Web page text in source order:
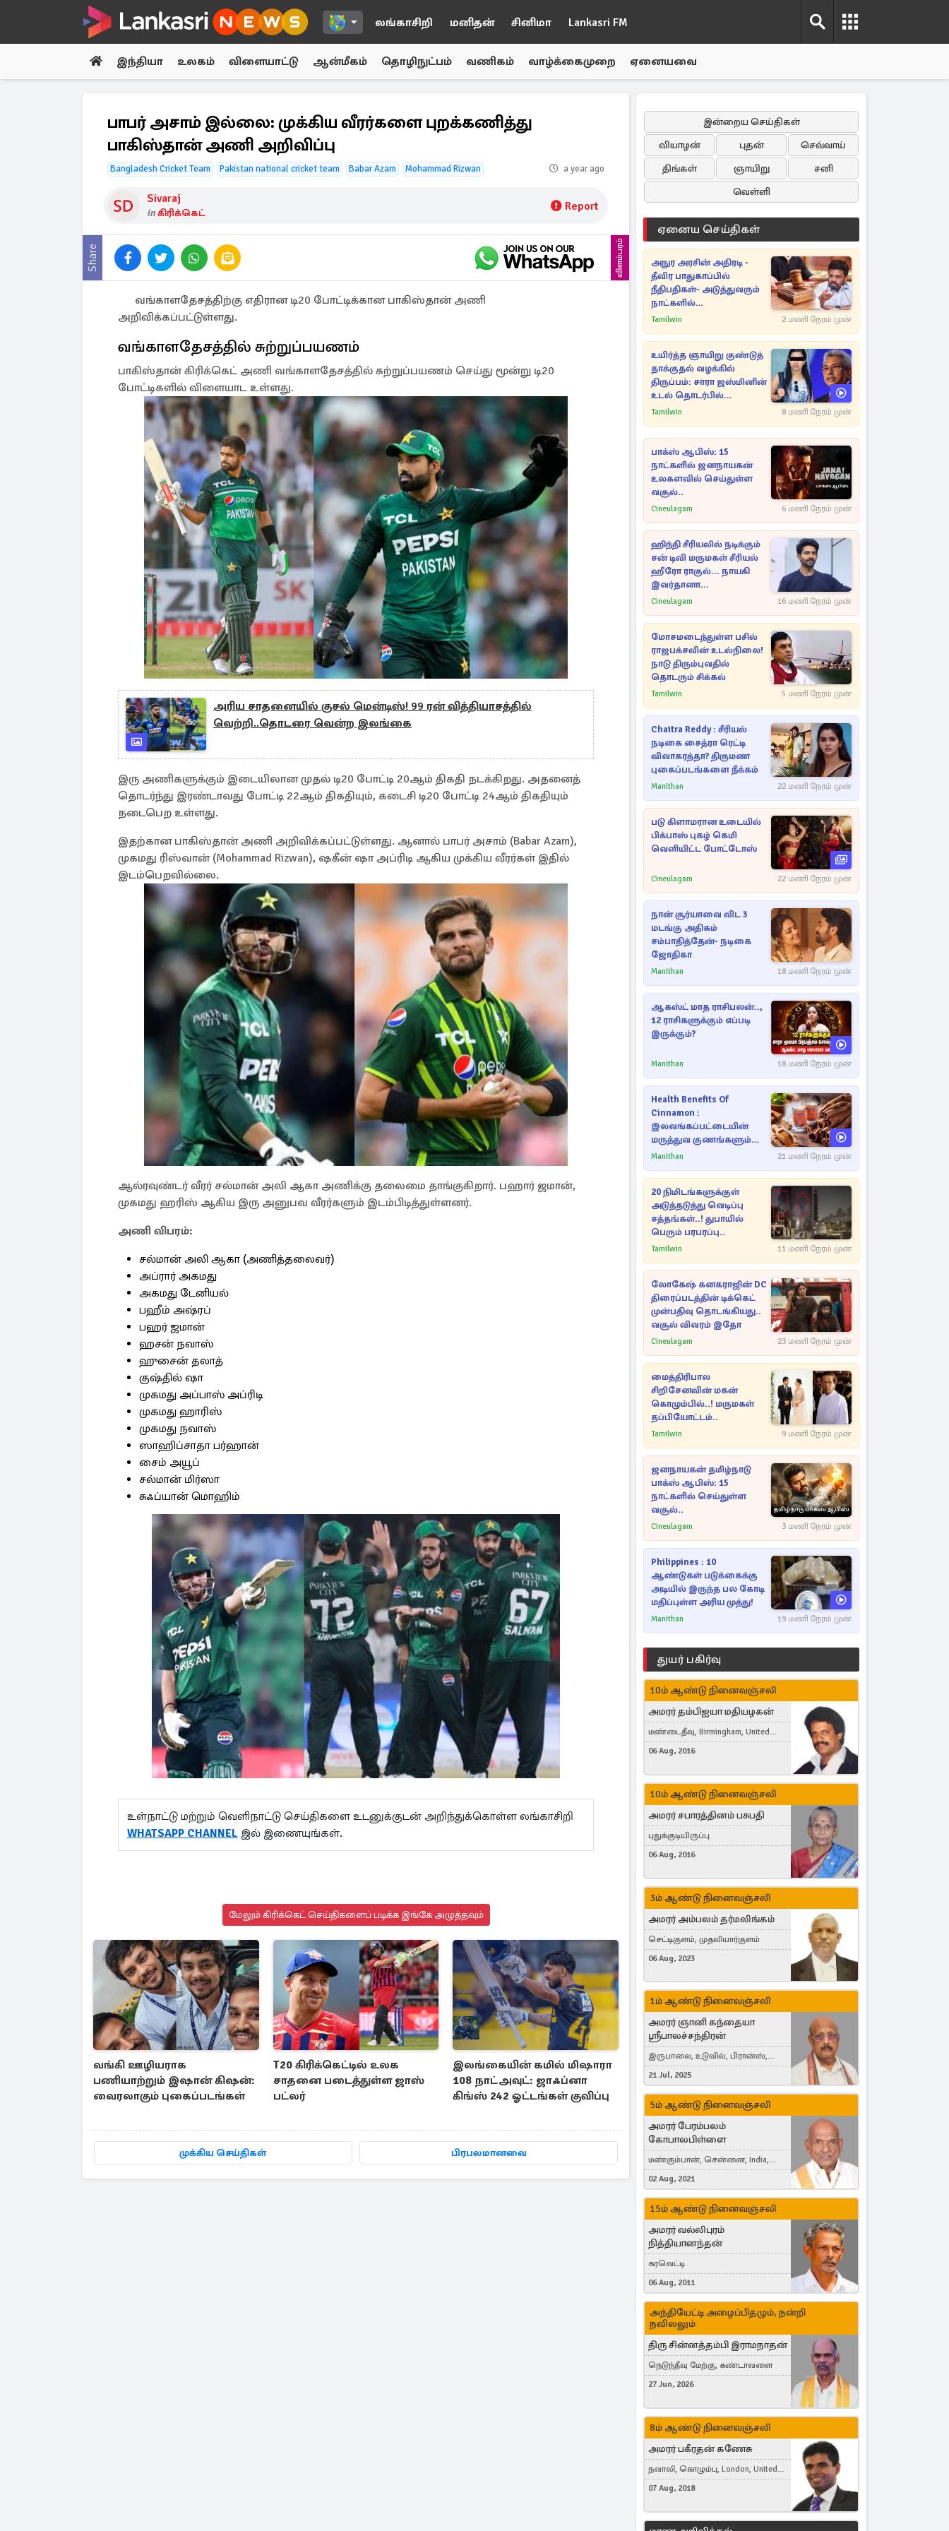
லங்காசிறி மனிதன் சினிமா Lankasri FM
இந்தியா உலகம் விளையாட்டு ஆன்மீகம் தொழிநுட்பம் வணிகம் வாழ்க்கைமுறை ஏனையவை
பாபர் அசாம் இல்லை: முக்கிய வீரர்களை புறக்கணித்து
பாகிஸ்தான் அணி அறிவிப்பு
Bangladesh Cricket Team Pakistan national cricket team Babar Azam Mohammad Rizwan a year ago
Sivaraj
inகிரிக்கெட் Report
Share விளம்பரம்
வங்காளதேசத்திற்கு எதிரான டி20 போட்டிக்கான பாகிஸ்தான் அணி
அறிவிக்கப்பட்டுள்ளது.
வங்காளதேசத்தில் சுற்றுப்பயணம்
பாகிஸ்தான் கிரிக்கெட் அணி வங்காளதேசத்தில் சுற்றுப்பயணம் செய்து மூன்று டி20
போட்டிகளில் விளையாட உள்ளது.
அரிய சாதனையில் குசல் மென்டிஸ்! 99 ரன் வித்தியாசத்தில்
வெற்றி..தொடரை வென்ற இலங்கை
இரு அணிகளுக்கும் இடையிலான முதல் டி20 போட்டி 20ஆம் திகதி நடக்கிறது. அதனைத்
தொடர்ந்து இரண்டாவது போட்டி 22ஆம் திகதியும், கடைசி டி20 போட்டி 24ஆம் திகதியும்
நடைபெற உள்ளது.
இதற்கான பாகிஸ்தான் அணி அறிவிக்கப்பட்டுள்ளது. ஆனால் பாபர் அசாம் (Babar Azam),
முகமது ரிஸ்வான் (Mohammad Rizwan), ஷகீன் ஷா அப்ரிடி ஆகிய முக்கிய வீரர்கள் இதில்
இடம்பெறவில்லை.
ஆல்ரவுண்டர் வீரர் சல்மான் அலி ஆகா அணிக்கு தலைமை தாங்குகிறார். பஹார் ஜமான்,
முகமது ஹரிஸ் ஆகிய இரு அனுபவ வீரர்களும் இடம்பிடித்துள்ளனர்.
அணி விபரம்:
சல்மான் அலி ஆகா (அணித்தலைவர்)
அப்ரார் அகமது
அகமது டேனியல்
பஹீம் அஷ்ரப்
பஹர் ஜமான்
ஹசன் நவாஸ்
ஹுசைன் தலாத்
குஷ்தில் ஷா
முகமது அப்பாஸ் அப்ரிடி
முகமது ஹாரிஸ்
முகமது நவாஸ்
ஸாஹிப்சாதா பர்ஹான்
சைம் அயூப்
சல்மான் மிர்ஸா
சுஃப்யான் மொஹிம்
உள்நாட்டு மற்றும் வெளிநாட்டு செய்திகளை உடனுக்குடன் அறிந்துக்கொள்ள லங்காசிறி
WHATSAPP CHANNEL இல் இணையுங்கள்.
மேலும் கிரிக்கெட் செய்திகளைப் படிக்க இங்கே அழுத்தவும்
வங்கி ஊழியராக
பணியாற்றும் இஷான் கிஷன்:
வைரலாகும் புகைப்படங்கள்
T20 கிரிக்கெட்டில் உலக
சாதனை படைத்துள்ள ஜாஸ்
பட்லர்
இலங்கையின் கமில் மிஷாரா
108 நாட்அவுட்: ஜாஃப்னா
கிங்ஸ் 242 ஓட்டங்கள் குவிப்பு
முக்கிய செய்திகள் பிரபலமானவை
இன்றைய செய்திகள்
வியாழன்
புதன்
செவ்வாய்
திங்கள்
ஞாயிறு
சனி
வெள்ளி
ஏனைய செய்திகள்
அநுர அரசின் அதிரடி -
தீவிர பாதுகாப்பில்
நீதிபதிகள்- அடுத்துவரும்
நாட்களில்
அம்பலமாகவுள்ள ரகசியம்
Tamilwin 2 மணி நேரம் முன்
உயிர்த்த ஞாயிறு குண்டுத்
தாக்குதல் வழக்கில்
திருப்பம்: சாரா ஜஸ்மினின்
உடல் தொடர்பில்
நீதிமன்றத்தில் வெளியான
Tamilwin 8 மணி நேரம் முன்
பாக்ஸ் ஆபிஸ்: 15
நாட்களில் ஜனநாயகன்
உலகளவில் செய்துள்ள
வசூல்..
Cineulagam 6 மணி நேரம் முன்
ஹிந்தி சீரியலில் நடிக்கும்
சன் டிவி மருமகள் சீரியல்
ஹீரோ ராகுல்... நாயகி
இவர்தானா...
Cineulagam 16 மணி நேரம் முன்
மோசமடைந்துள்ள பசில்
ராஜபக்சவின் உடல்நிலை!
நாடு திரும்புவதில்
தொடரும் சிக்கல்
Tamilwin 5 மணி நேரம் முன்
Chaitra Reddy : சீரியல்
நடிகை சைத்ரா ரெட்டி
விவாகரத்தா? திருமண
புகைப்படங்களை நீக்கம்
Manithan 22 மணி நேரம் முன்
படு கிளாமரான உடையில்
பிக்பாஸ் புகழ் கெமி
வெளியிட்ட போட்டோஸ்
Cineulagam 22 மணி நேரம் முன்
நான் சூர்யாவை விட 3
மடங்கு அதிகம்
சம்பாதித்தேன்- நடிகை
ஜோதிகா
Manithan 18 மணி நேரம் முன்
ஆகஸ்ட் மாத ராசிபலன்..,
12 ராசிகளுக்கும் எப்படி
இருக்கும்?
Manithan 18 மணி நேரம் முன்
Health Benefits Of
Cinnamon :
இலவங்கப்பட்டையின்
மருத்துவ குணங்களும்
ஆரோக்கிய
Manithan 21 மணி நேரம் முன்
20 நிமிடங்களுக்குள்
அடுத்தடுத்து வெடிப்பு
சத்தங்கள்..! துபாயில்
பெரும் பரபரப்பு..
Tamilwin 11 மணி நேரம் முன்
லோகேஷ் கனகராஜின் DC
திரைப்படத்தின் டிக்கெட்
முன்பதிவு தொடங்கியது..
வசூல் விவரம் இதோ
Cineulagam 23 மணி நேரம் முன்
மைத்திரிபால
சிறிசேனவின் மகன்
கொழும்பில்..! மருமகள்
தப்பியோட்டம்..
Tamilwin 9 மணி நேரம் முன்
ஜனநாயகன் தமிழ்நாடு
பாக்ஸ் ஆபிஸ்: 15
நாட்களில் செய்துள்ள
வசூல்..
Cineulagam 3 மணி நேரம் முன்
Philippines : 10
ஆண்டுகள் படுக்கைக்கு
அடியில் இருந்த பல கோடி
மதிப்புள்ள அரிய முத்து!
Manithan 19 மணி நேரம் முன்
துயர் பகிர்வு
10ம் ஆண்டு நினைவஞ்சலி
அமரர் தம்பிஐயா மதியழகன்
மண்டைதீவு, Birmingham, United
Kingdom
06 Aug, 2016
10ம் ஆண்டு நினைவஞ்சலி
அமரர் சபாரத்தினம் பசுபதி
புதுக்குடியிருப்பு
06 Aug, 2016
3ம் ஆண்டு நினைவஞ்சலி
அமரர் அம்பலம் தர்மலிங்கம்
செட்டிகுளம், முதலியார்குளம்
06 Aug, 2023
1ம் ஆண்டு நினைவஞ்சலி
அமரர் ஞானி கந்தையா
ஸ்ரீபாலச்சந்திரன்
இருபாலை, உடுவில், பிரான்ஸ்,
France
21 Jul, 2025
5ம் ஆண்டு நினைவஞ்சலி
அமரர் பேரம்பலம்
கோபாலபிள்ளை
மண்கும்பான், சென்னை, India,
Cergy, France
02 Aug, 2021
15ம் ஆண்டு நினைவஞ்சலி
அமரர் வல்லிபுரம்
நித்தியானந்தன்
கரவெட்டி
06 Aug, 2011
அந்தியேட்டி அழைப்பிதழும், நன்றி
நவிலலும்
திரு சின்னத்தம்பி இராமநாதன்
நெடுந்தீவு மேற்கு, கண்டாவளை
27 Jun, 2026
8ம் ஆண்டு நினைவஞ்சலி
அமரர் பகீரதன் கணேசு
நவாலி, கொழும்பு, London, United
Kingdom
07 Aug, 2018